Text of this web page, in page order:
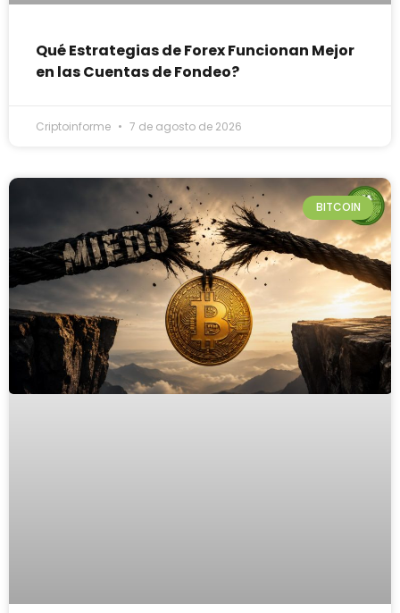
Qué Estrategias de Forex Funcionan Mejor
en las Cuentas de Fondeo?
Criptoinforme 7 de agosto de 2026
BITCOIN